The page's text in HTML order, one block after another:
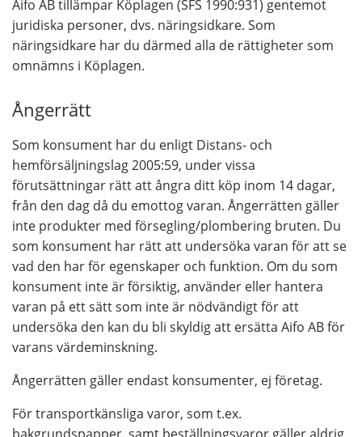
Aifo AB tillämpar Köplagen (SFS 1990:931) gentemot
juridiska personer, dvs. näringsidkare. Som
näringsidkare har du därmed alla de rättigheter som
omnämns i Köplagen.
Ångerrätt
Som konsument har du enligt Distans- och
hemförsäljningslag 2005:59, under vissa
förutsättningar rätt att ångra ditt köp inom 14 dagar,
från den dag då du emottog varan. Ångerrätten gäller
inte produkter med försegling/plombering bruten. Du
som konsument har rätt att undersöka varan för att se
vad den har för egenskaper och funktion. Om du som
konsument inte är försiktig, använder eller hantera
varan på ett sätt som inte är nödvändigt för att
undersöka den kan du bli skyldig att ersätta Aifo AB för
varans värdeminskning.
Ångerrätten gäller endast konsumenter, ej företag.
För transportkänsliga varor, som t.ex.